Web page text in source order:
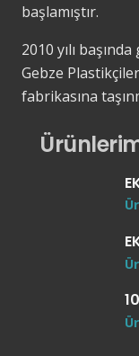
başlamıştır.
2010 yılı
Gebze
fabrikasına